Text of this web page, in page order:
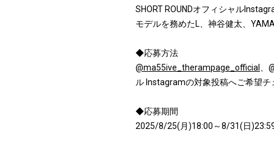
SHORT ROUNDオフィシャル
モデルを務めたL、神谷健太、
◆応募方法
@ma55ive_therampage_official
ル Instagramの対象投稿へご希望チ
◆応募期間
2025/8/25(月)18:00～8/31(日